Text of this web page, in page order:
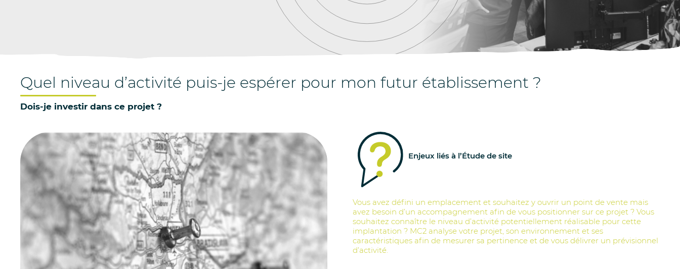
Quel niveau d’activité puis-je espérer pour mon futur établissement ?
Dois-je investir dans ce projet ?
Enjeux liés à l’Étude de site
Vous avez défini un emplacement et souhaitez y ouvrir un point de vente mais
avez besoin d’un accompagnement afin de vous positionner sur ce projet ? Vous
souhaitez connaître le niveau d’activité potentiellement réalisable pour cette
implantation ? MC2 analyse votre projet, son environnement et ses
caractéristiques afin de mesurer sa pertinence et de vous délivrer un prévisionnel
d’activité.